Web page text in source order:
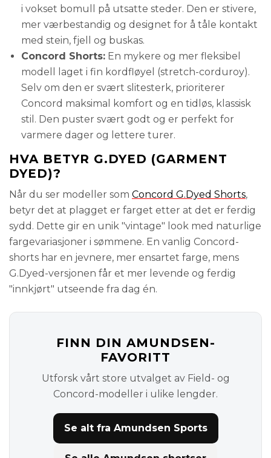
i vokset bomull på utsatte steder. Den er stivere,
mer værbestandig og designet for å tåle kontakt
med stein, fjell og buskas.
Concord Shorts: En mykere og mer fleksibel
modell laget i fin kordfløyel (stretch-corduroy).
Selv om den er svært slitesterk, prioriterer
Concord maksimal komfort og en tidløs, klassisk
stil. Den puster svært godt og er perfekt for
varmere dager og lettere turer.
HVA BETYR G.DYED (GARMENT
DYED)?
Når du ser modeller som Concord G.Dyed Shorts,
betyr det at plagget er farget etter at det er ferdig
sydd. Dette gir en unik "vintage" look med naturlige
fargevariasjoner i sømmene. En vanlig Concord-
shorts har en jevnere, mer ensartet farge, mens
G.Dyed-versjonen får et mer levende og ferdig
"innkjørt" utseende fra dag én.
FINN DIN AMUNDSEN-
FAVORITT
Utforsk vårt store utvalget av Field- og
Concord-modeller i ulike lengder.
Se alt fra Amundsen Sports